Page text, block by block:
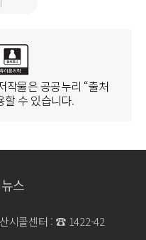
치 설명회를 개최해 삼성 투자
유치로 연결한다는 계획이다.
범수 부시장은 “113조 원 규
산업지도를 바꾸고 미래 100
할 천재일우의 기회”라며 “도
말했다.
지시했다.끝으로 오 시장은 “비
이라며 “재난 상황에는 시민의
킨다는 책임감을 갖고 접수부터
로 대응해 달라”고 당부했다.
모리(HBM) 후공정 양대 거점
기반시설·협력기업 유치 등
도체 분야에서는 삼성전자 온
로 고대역폭 메모리(HBM) 후
다.삼성전자는 온양과 천안에
자 규모는 46조 원으로 파악
리(HBM) 중심 첨단 조립·포
기능이 확대될 전망이다. 고
조립·포장(패키징) 기술이
분야다.아산시는 삼성전자 온
건 △‘고르게 성장하는 균형발
21건 △‘일상이 행복한 고품격
’ 정책 21건 △‘일상이 즐겁고
·체육·교육도시 아산’ 정책
뜻한 복지·기본 도시 아산’
4건 △문화체육관광국 15건
국 13건 △보건소 2건 △농
미래도시사업소 13건 △수도
자들은 각 사업이 민선9기
복지서비스 접근이 어려운 1
는 역할을 수행할 방침이다.이
‘여기라면’ 사업의 제1호 후
부라는 점에서 의미가 크다.
와 함께 성장해 온 기업인들의
라면 1,400개(110만 원 상당)
규 회장은 “‘여기라면’ 개소
이웃들에게 조금이나마 힘이
들이 가장 먼저 뜻을 모아 후
”며 “작은 정성이지만 어려운
국회의원, 더불어민주당 아
맞댔다. 당정은 인공지능(AI)
성장거점 조성, 광역 교통망 확
만 자족도시’ 실현을 위한 구체
다.주요 안건으로는 △5만 석
복합형 돔 유치 △KTX 천안아
교차로 병목지점 개선 사업
속도로 건설사업 추진 등 광
.전은수 의원은 “당정협의회
와 지방정부가 함께 풀어가
작물은 공공누리 “출처
할 수 있습니다.
뉴스
시콜센터 : ☎ 1422-42